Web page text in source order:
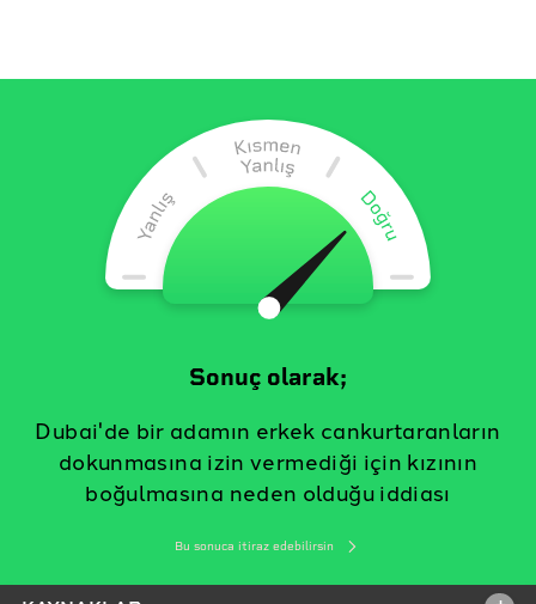
Sonuç olarak;
Dubai'de bir adamın erkek cankurtaranların
dokunmasına izin vermediği için kızının
boğulmasına neden olduğu iddiası
Bu sonuca itiraz edebilirsin